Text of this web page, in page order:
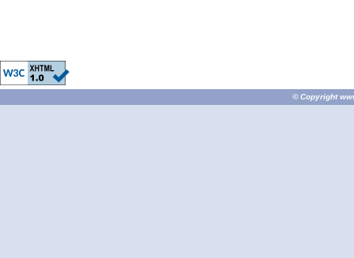
© Copyright